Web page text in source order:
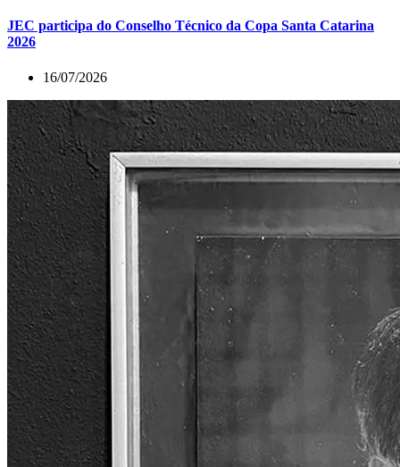
JEC participa do Conselho Técnico da Copa Santa Catarina
2026
16/07/2026